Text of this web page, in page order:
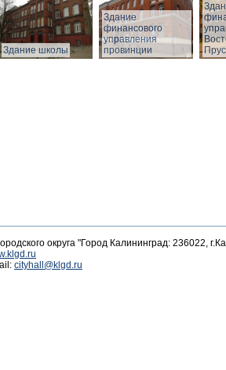
Здание школы
Здание
финансового
управления
провинции
округа "Город Калининград: 236022,
cityhall@klgd.ru